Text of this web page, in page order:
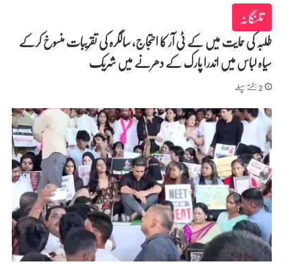
تلنگانہ
طلبہ کی حمایت میں کے ٹی آر کا احتجاج، سالگرہ کی تقریبات منسوخ کرکے
سیاہ لباس میں اندرا پارک کے دھرنے میں شریک
2 ہفتے پہلے